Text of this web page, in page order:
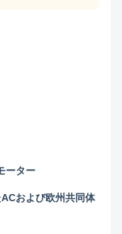
ーター
および欧州共同体